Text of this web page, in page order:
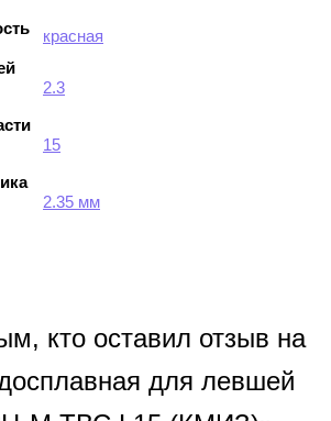
красная
2.3
15
2.35 мм
кто оставил отзыв на
для левшей